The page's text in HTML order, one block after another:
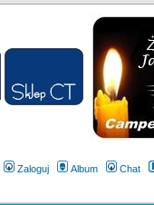
Zaloguj Album Chat